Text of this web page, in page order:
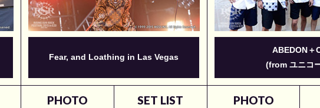
Fear, and Loathing in Las Vegas
PHOTO SET LIST
ABEDON＋
(from ユニコ
PHOTO